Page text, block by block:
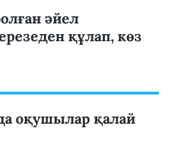
әйел
құлап, көз
оқушылар қалай